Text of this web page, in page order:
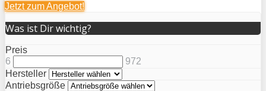
Jetzt zumAngebot!
Was ist Dir wichtig?
Preis
6
972
Hersteller
Antriebsgröße